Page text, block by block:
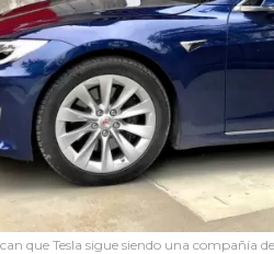
que Tesla sigue siendo una compañía de